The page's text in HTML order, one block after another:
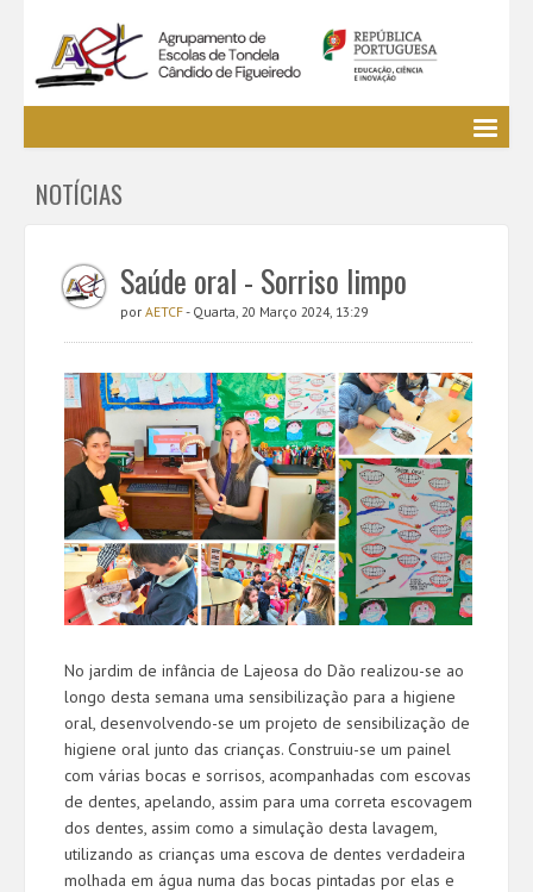
EE / Alunos
Cursos Profissionais
Bibliotecas
Media AETCF
Utilizador não identificado. (Entrar)
NOTÍCIAS
Saúde oral - Sorriso limpo
por AETCF- Quarta, 20 Março 2024, 13:29
No jardim de infância de Lajeosa do Dão realizou-se ao
longo desta semana uma sensibilização para a higiene
oral, desenvolvendo-se um projeto de sensibilização de
higiene oral junto das crianças. Construiu-se um painel
com várias bocas e sorrisos, acompanhadas com escovas
de dentes, apelando, assim para uma correta escovagem
dos dentes, assim como a simulação desta lavagem,
utilizando as crianças uma escova de dentes verdadeira
molhada em água numa das bocas pintadas por elas e